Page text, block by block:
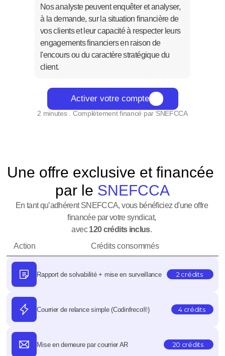
Nos analyste peuvent enquêter et analyser,
à la demande, sur la situation financière de
vos clients et leur capacité à respecter leurs
engagements financiers en raison de
l'encours ou du caractère stratégique du
client.
Activer votre compte
2 minutes . Complètement financé par SNEFCCA
Une offre exclusive et financée
par le SNEFCCA
En tant qu’adhérent SNEFCCA, vous bénéficiez d'une offre
financée par votre syndicat,
avec 120 crédits inclus.
    Action                              Crédits consommés
Rapport de solvabilité + mise en surveillance 2 crédits
Courrier de relance simple (Codinfreco®) 4 crédits
Mise en demeure par courrier AR 20 crédits